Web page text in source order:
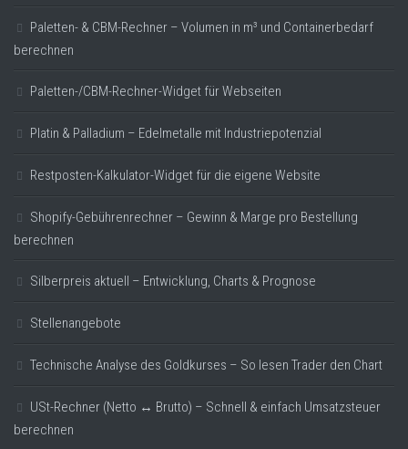
Paletten- & CBM-Rechner – Volumen in m³ und Containerbedarf
berechnen
Paletten-/CBM-Rechner-Widget für Webseiten
Platin & Palladium – Edelmetalle mit Industriepotenzial
Restposten-Kalkulator-Widget für die eigene Website
Shopify-Gebührenrechner – Gewinn & Marge pro Bestellung
berechnen
Silberpreis aktuell – Entwicklung, Charts & Prognose
Stellenangebote
Technische Analyse des Goldkurses – So lesen Trader den Chart
USt-Rechner (Netto ↔ Brutto) – Schnell & einfach Umsatzsteuer
berechnen